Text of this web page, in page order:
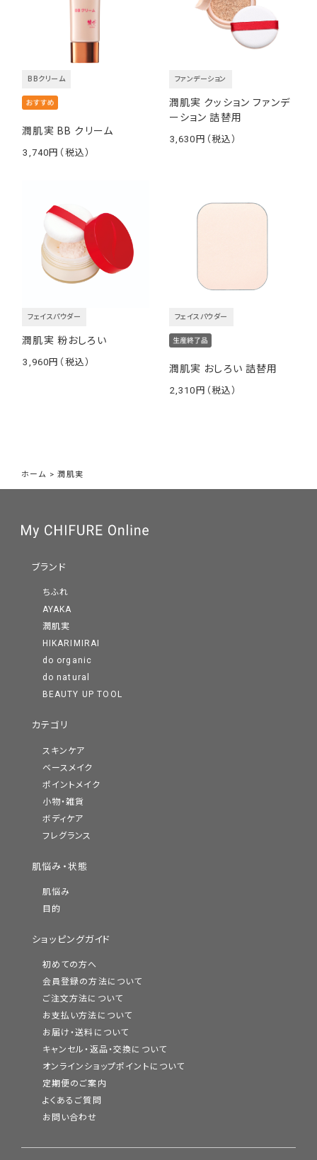
潤肌実は「綾花ブランド」の中でもスキンケアの原点である「保
湿」に着目したラインです。
わかりやすい商品ラインアップと、できるだけシンプルなステップ
め、スキンケア、ベースメイクアイテムを展開しています。
年齢を重ねた肌にたっぷりの水分と油分を与え
潤いのある肌を目指すための手間ひま
い、しっとりとした洗い上がりを実現しました。
そ、スキンケアの原点である「保湿」に向き合った石けんです。
潤いを届けながら、
年齢による肌悩みをカバーするベースメイク
日やけ止め・化粧下地・ファンデーション・おしろいの4つの役割
を持ったクッションファンデーションは自然なつやで年齢による
肌悩みをしっかりカバーしながら、厚ぬり感のないなめらかな肌
かな絹肌を保ちます。
潤肌実公式ブランドサイト
潤肌実 BB クリーム
BBクリーム
3,740
潤肌実 クッション ファンデ
ーション 詰替用
ファンデーション
3,630
潤肌実 粉おしろい
フェイスパウダー
3,960
潤肌実 おしろい 詰替用
フェイスパウダー
2,310
ホーム >潤肌実
ブランド
ちふれ
AYAKA
潤肌実
HIKARIMIRAI
do organic
do natural
BEAUTY UP TOOL
カテゴリ
スキンケア
ベースメイク
ポイントメイク
小物・雑貨
ボディケア
フレグランス
肌悩み・状態
肌悩み
目的
ショッピングガイド
初めての方へ
会員登録の方法について
ご注文方法について
お支払い方法について
お届け・送料について
キャンセル・返品・交換について
オンラインショップポイントについて
定期便のご案内
よくあるご質問
お問い合わせ